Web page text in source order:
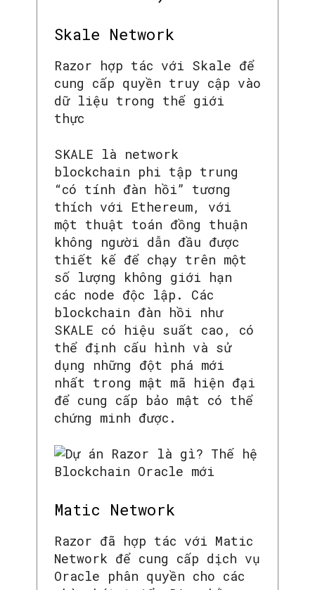
SEARCH...
Skale Network
Razor hợp tác với Skale để
cung cấp quyền truy cập vào
dữ liệu trong thế giới
thực
SKALE là network
blockchain phi tập trung
“có tính đàn hồi” tương
thích với Ethereum, với
một thuật toán đồng thuận
không người dẫn đầu được
thiết kế để chạy trên một
số lượng không giới hạn
các node độc lập. Các
blockchain đàn hồi như
SKALE có hiệu suất cao, có
thể định cấu hình và sử
dụng những đột phá mới
nhất trong mật mã hiện đại
để cung cấp bảo mật có thể
chứng minh được.
Matic Network
Razor đã hợp tác với Matic
Network để cung cấp dịch vụ
Oracle phân quyền cho các